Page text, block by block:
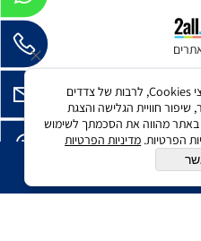
לסל
לידיעתך, באתרנו נעשה שימוש בקבצי Cookies, לרבות של צדדים
שיפור חוויית הגלישה והצגת
מהווה את הסכמתך לשימוש
הפרטיות. מדיניות הפרטיות